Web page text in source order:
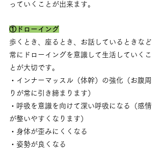
っていくことが出来ます。
①ドローイング
歩くとき、座るとき、お話しているときなど
常にドローイングを意識して生活していくこ
とが大切です。
・インナーマッスル（体幹）の強化（お腹周
りが常に引き締まります）
・呼吸を意識を向けて深い呼吸になる（感情
が整いやすくなります）
・身体が歪みにくくなる
・姿勢が良くなる